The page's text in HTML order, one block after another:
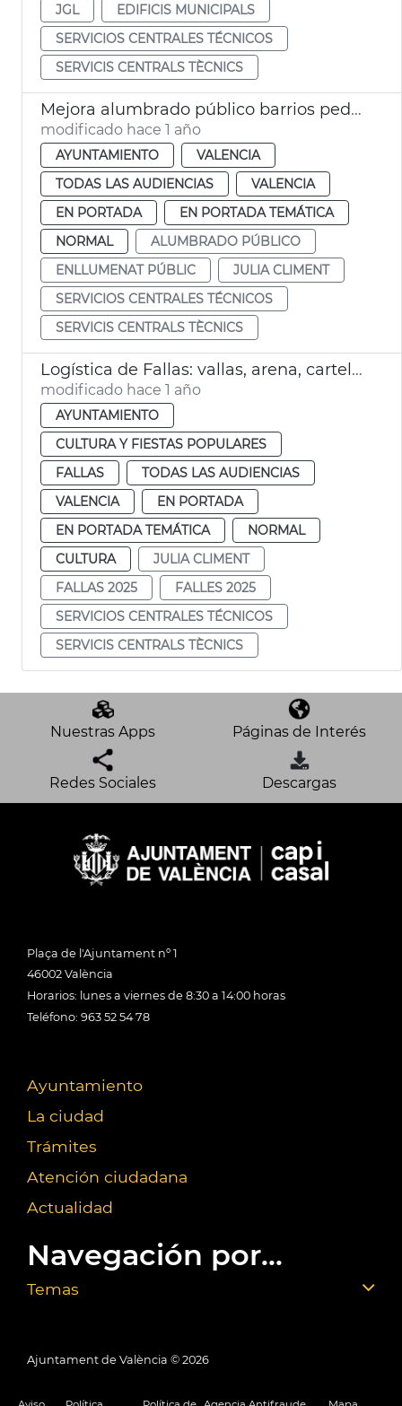
JGL
EDIFICIS MUNICIPALS
SERVICIOS CENTRALES TÉCNICOS
SERVICIS CENTRALS TÈCNICS
Mejora alumbrado público barrios pedanías València
modificado hace 1 año
AYUNTAMIENTO
VALENCIA
TODAS LAS AUDIENCIAS
VALENCIA
EN PORTADA
EN PORTADA TEMÁTICA
NORMAL
ALUMBRADO PÚBLICO
ENLLUMENAT PÚBLIC
JULIA CLIMENT
SERVICIOS CENTRALES TÉCNICOS
SERVICIS CENTRALS TÈCNICS
Logística de Fallas: vallas, arena, carteles
modificado hace 1 año
AYUNTAMIENTO
CULTURA Y FIESTAS POPULARES
FALLAS
TODAS LAS AUDIENCIAS
VALENCIA
EN PORTADA
EN PORTADA TEMÁTICA
NORMAL
CULTURA
JULIA CLIMENT
FALLAS 2025
FALLES 2025
SERVICIOS CENTRALES TÉCNICOS
SERVICIS CENTRALS TÈCNICS
Nuestras Apps Páginas de Interés
Redes Sociales Descargas
Plaça de l'Ajuntament nº 1
46002 València
Horarios: lunes a viernes de 8:30 a 14:00 horas
Teléfono: 963 52 54 78
Ayuntamiento
La ciudad
Trámites
Atención ciudadana
Actualidad
Navegación por...
Temas
Ajuntament de València © 2026